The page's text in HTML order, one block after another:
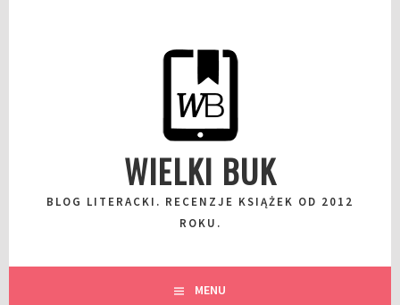
WIELKI BUK
BLOG LITERACKI. RECENZJE KSIĄŻEK OD 2012
ROKU.
MENU